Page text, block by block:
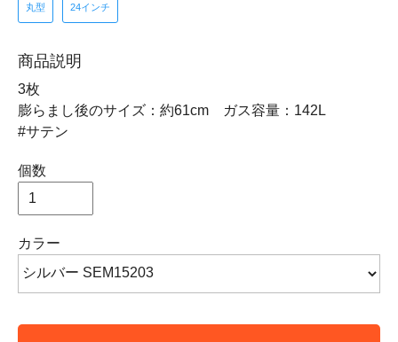
丸型 24インチ
商品説明
3枚
膨らまし後のサイズ：約61cm ガス容量：142L
#サテン
個数
カラー